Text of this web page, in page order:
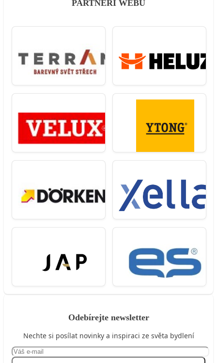
PARTNEŘI WEBU
Odebírejte newsletter
Nechte si posílat novinky a inspiraci ze světa bydlení